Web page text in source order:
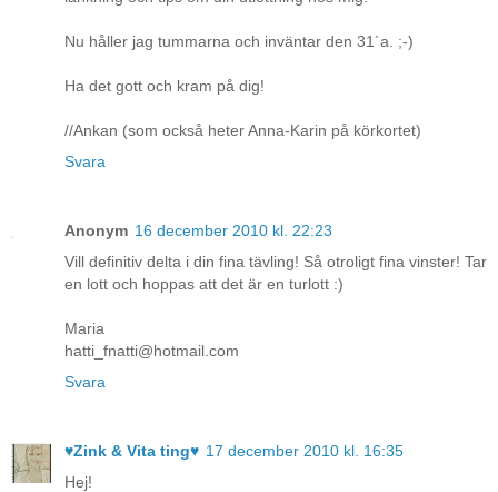
Nu håller jag tummarna och inväntar den 31´a. ;-)
Ha det gott och kram på dig!
//Ankan (som också heter Anna-Karin på körkortet)
Svara
Anonym 16 december 2010 kl. 22:23
Vill definitiv delta i din fina tävling! Så otroligt fina vinster! Tar
en lott och hoppas att det är en turlott :)
Maria
hatti_fnatti@hotmail.com
Svara
♥Zink & Vita ting♥ 17 december 2010 kl. 16:35
Hej!